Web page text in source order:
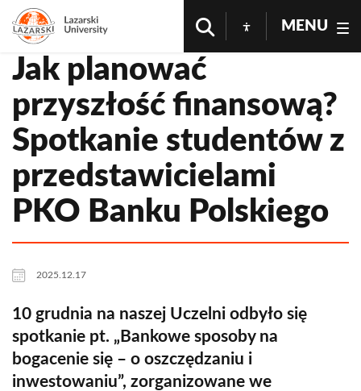
MENU
Jak planować
przyszłość finansową?
Spotkanie studentów z
przedstawicielami
PKO Banku Polskiego
2025.12.17
10 grudnia na naszej Uczelni odbyło się
spotkanie pt. „Bankowe sposoby na
bogacenie się – o oszczędzaniu i
inwestowaniu”, zorganizowane we